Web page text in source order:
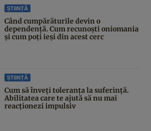
ȘTIINȚĂ
Când cumpărăturile devin o
dependență. Cum recunoști oniomania
și cum poți ieși din acest cerc
ȘTIINȚĂ
Cum să înveți toleranța la suferință.
Abilitatea care te ajută să nu mai
reacționezi impulsiv